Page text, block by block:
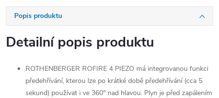
Popis produktu
Detailní popis produktu
ROTHENBERGER ROFIRE 4 PIEZO má integrovanou funkci
předehřívání, kterou lze po krátké době předehřívání (cca 5
sekund) používat i ve 360° nad hlavou. Plyn je před zapálením